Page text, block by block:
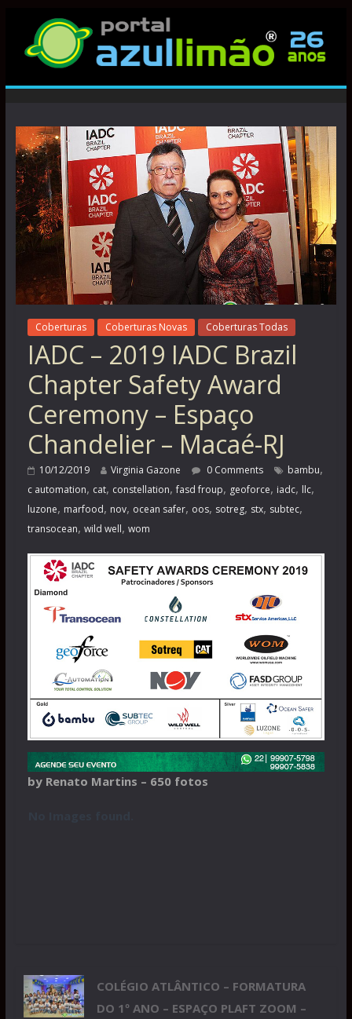
Coberturas Coberturas Novas Coberturas Todas
IADC – 2019 IADC Brazil
Chapter Safety Award
Ceremony – Espaço
Chandelier – Macaé-RJ
10/12/2019 Virginia Gazone 0 Comments bambu,
c automation, cat, constellation,fasd froup, geoforce, iadc, llc,
luzone, marfood, nov, ocean safer, oos, sotreg, stx, subtec,
transocean, wild well, wom
by Renato Martins – 650 fotos
COLÉGIO ATLÂNTICO – FORMATURA
DO 1º ANO – ESPAÇO PLAFT ZOOM –